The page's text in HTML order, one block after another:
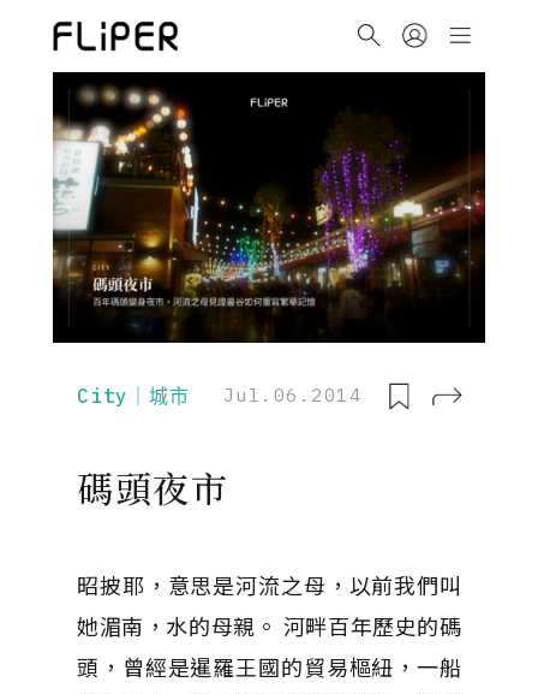
City｜城市 Jul.06.2014
碼頭夜市
昭披耶，意思是河流之母，以前我們叫
她湄南，水的母親。 河畔百年歷史的碼
頭，曾經是暹羅王國的貿易樞紐，一船